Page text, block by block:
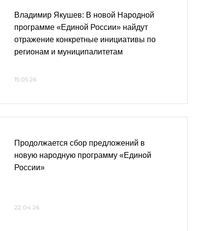
Владимир Якушев: В новой Народной
программе «Единой России» найдут
отражение конкретные инициативы по
регионам и муниципалитетам
15.05.26
Продолжается сбор предложений в
новую народную программу «Единой
России»
22.04.26